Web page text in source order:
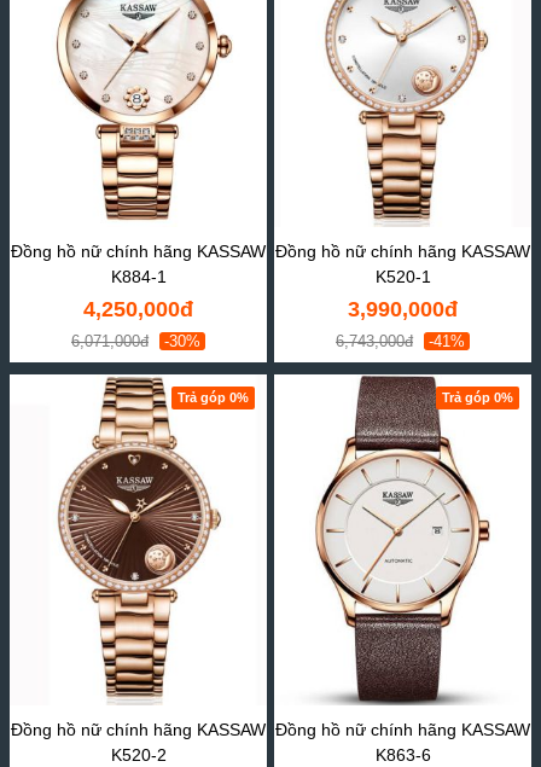
Đồng hồ nữ chính hãng KASSAW
K884-1
4,250,000đ
6,071,000đ -30%
Đồng hồ nữ chính hãng KASSAW
K520-1
3,990,000đ
6,743,000đ -41%
Trả góp 0%
Đồng hồ nữ chính hãng KASSAW
K520-2
Trả góp 0%
Đồng hồ nữ chính hãng KASSAW
K863-6